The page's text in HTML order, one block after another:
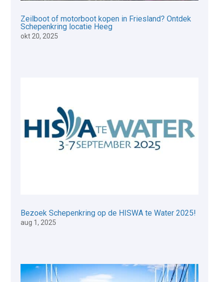
Zeilboot of motorboot kopen in Friesland? Ontdek
Schepenkring locatie Heeg
okt 20, 2025
Bezoek Schepenkring op de HISWA te Water 2025!
aug 1, 2025